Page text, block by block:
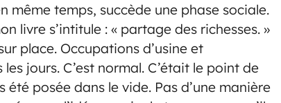
même temps, succède une phase sociale.
livre s’intitule : « partage des richesses. »
place. Occupations d’usine et
jours. C’est normal. C’était le point de
posée dans le vide. Pas d’une manière